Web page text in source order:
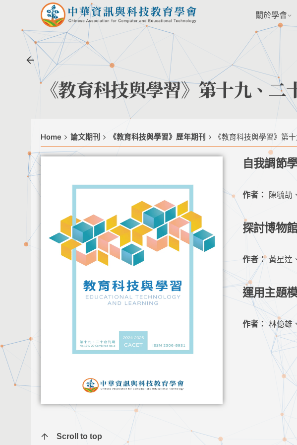
關於學會
《教育科技與學習》第十九、二
Home 論文期刊 《教育科技與學習》歷年期刊 《教育科技與學習》第
自我調節
作者： 陳毓劼
探討博物
作者：黃星達
運用主題
作者：林億雄
Scroll to top